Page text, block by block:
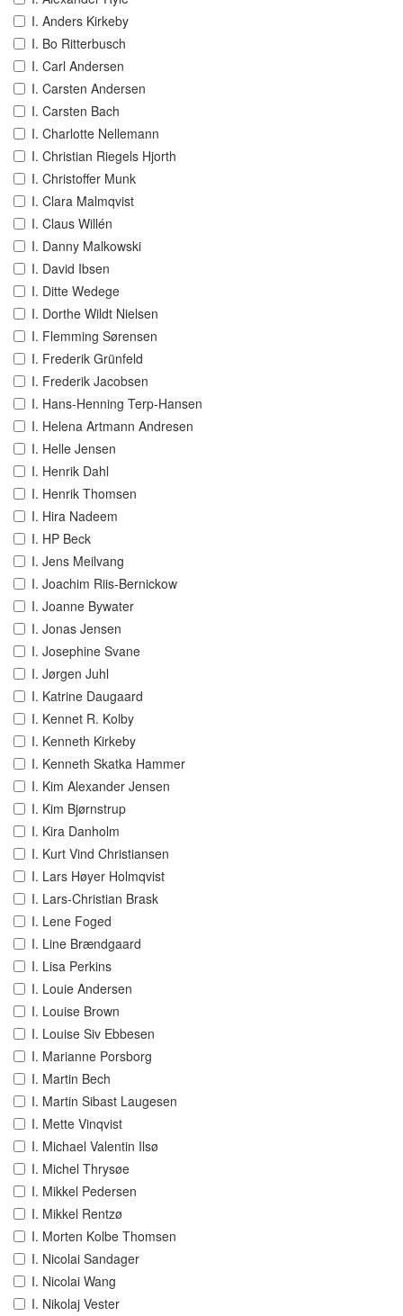
I. Anders Kirkeby
I. Bo Ritterbusch
I. Carl Andersen
I. Carsten Andersen
I. Carsten Bach
I. Charlotte Nellemann
I. Christian Riegels Hjorth
I. Christoffer Munk
I. Clara Malmqvist
I. Claus Willén
I. Danny Malkowski
I. David Ibsen
I. Ditte Wedege
I. Dorthe Wildt Nielsen
I. Flemming Sørensen
I. Frederik Grünfeld
I. Frederik Jacobsen
I. Hans-Henning Terp-Hansen
I. Helena Artmann Andresen
I. Helle Jensen
I. Henrik Dahl
I. Henrik Thomsen
I. Hira Nadeem
I. HP Beck
I. Jens Meilvang
I. Joachim Riis-Bernickow
I. Joanne Bywater
I. Jonas Jensen
I. Josephine Svane
I. Jørgen Juhl
I. Katrine Daugaard
I. Kennet R. Kolby
I. Kenneth Kirkeby
I. Kenneth Skatka Hammer
I. Kim Alexander Jensen
I. Kim Bjørnstrup
I. Kira Danholm
I. Kurt Vind Christiansen
I. Lars Høyer Holmqvist
I. Lars-Christian Brask
I. Lene Foged
I. Line Brændgaard
I. Lisa Perkins
I. Louie Andersen
I. Louise Brown
I. Louise Siv Ebbesen
I. Marianne Porsborg
I. Martin Bech
I. Martin Sibast Laugesen
I. Mette Vinqvist
I. Michael Valentin Ilsø
I. Michel Thrysøe
I. Mikkel Pedersen
I. Mikkel Rentzø
I. Morten Kolbe Thomsen
I. Nicolai Sandager
I. Nicolai Wang
I. Nikolaj Vester